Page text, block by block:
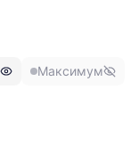
Максимум